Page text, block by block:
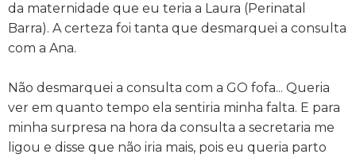
da maternidade que eu teria a Laura (Perinatal
Barra). A certeza foi tanta que desmarquei a consulta
com a Ana.
Não desmarquei a consulta com a GO fofa... Queria
ver em quanto tempo ela sentiria minha falta. E para
minha surpresa na hora da consulta a secretaria me
ligou e disse que não iria mais, pois eu queria parto